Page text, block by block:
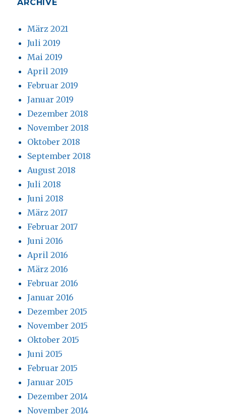
ARCHIVE
März 2021
Juli 2019
Mai 2019
April 2019
Februar 2019
Januar 2019
Dezember 2018
November 2018
Oktober 2018
September 2018
August 2018
Juli 2018
Juni 2018
März 2017
Februar 2017
Juni 2016
April 2016
März 2016
Februar 2016
Januar 2016
Dezember 2015
November 2015
Oktober 2015
Juni 2015
Februar 2015
Januar 2015
Dezember 2014
November 2014